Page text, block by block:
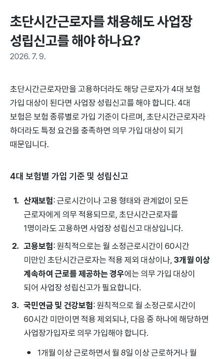
초단시간근로자를 채용해도 사업장
성립신고를 해야 하나요?
2026. 7. 9.
초단시간근로자만을 고용하더라도 해당 근로자가 4대 보험
가입 대상이 된다면 사업장 성립신고를 해야 합니다. 4대
보험은 보험 종류별로 가입 기준이 다르며, 초단시간근로자라
하더라도 특정 요건을 충족하면 의무 가입 대상이 되기
때문입니다.
4대 보험별 가입 기준 및 성립신고
산재보험: 근로시간이나 고용 형태와 관계없이 모든
근로자에게 의무 적용되므로, 초단시간근로자를
1명이라도 고용하면 사업장 성립신고 대상입니다.
고용보험: 원칙적으로는 월 소정근로시간이 60시간
미만인 초단시간근로자는 적용 제외 대상이나, 3개월 이상
계속하여 근로를 제공하는 경우에는 의무 가입 대상이
되어 사업장 성립신고가 필요합니다.
국민연금 및 건강보험: 원칙적으로 월 소정근로시간이
60시간 미만이면 적용 제외되나, 다음 중 하나에 해당하면
사업장가입자로 의무 가입해야 합니다.
1개월 이상 근로하면서 월 8일 이상 근로하거나 월